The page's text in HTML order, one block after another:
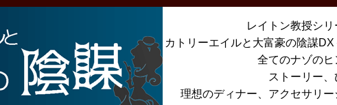
レイトン教授シ
カトリーエイルと大富豪の陰謀
全てのナゾの
ストーリー
理想のディナー、アクセサリ